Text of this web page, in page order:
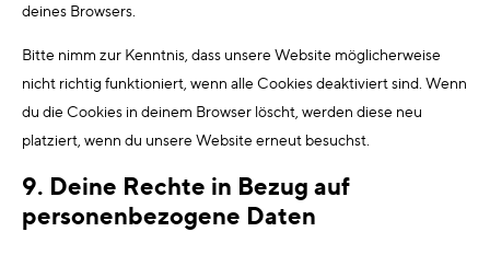
deines Browsers.
Bitte nimm zur Kenntnis, dass unsere Website möglicherweise
nicht richtig funktioniert, wenn alle Cookies deaktiviert sind. Wenn
du die Cookies in deinem Browser löscht, werden diese neu
platziert, wenn du unsere Website erneut besuchst.
9. Deine Rechte in Bezug auf
personenbezogene Daten